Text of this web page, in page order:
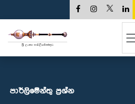
පාර්ලි‌මේන්තු‌ ප්‍රශ්න